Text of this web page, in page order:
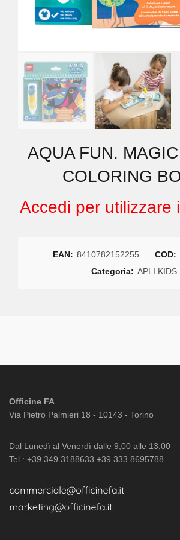
AQUA FUN.
COLORING
Accedi per utilizzare
EAN: 8410782152255 COD:
Categoria: APLI KIDS
Officine FA
Via Pietro Palmieri 18 - 10143 - Torino
Dal Lunedì al Venerdì dalle 9,00 alle 13,00
Tel.: +39 349.3188633 +39 333.8695788